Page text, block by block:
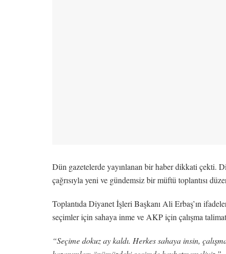
Dün gazetelerde yayınlanan bir haber dikkati çekti.
çağrısıyla yeni ve gündemsiz bir müftü toplantısı
Toplantıda Diyanet İşleri Başkanı Ali Erbaş’ın
seçimler için sahaya inme ve AKP için çalışma
“Seçime dokuz ay kaldı. Herkes sahaya insin,